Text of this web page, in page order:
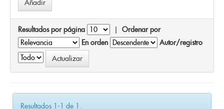
Resultados por página | Ordenar por
En orden
Autor/registro
Resultados 1-1 de 1.